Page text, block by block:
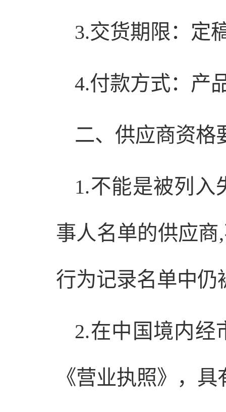
3.交货期限：定
4.付款方式：产
二、供应商资格
1.不能是被列入
事人名单的供应
行为记录名单中仍
2.在中国境内经
《营业执照》，